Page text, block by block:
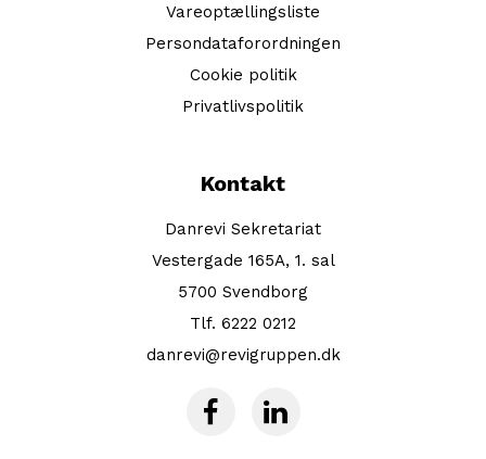
Vareoptællingsliste
Persondataforordningen
Cookie politik
Privatlivspolitik
Kontakt
Danrevi Sekretariat
Vestergade 165A, 1. sal
5700 Svendborg
Tlf. 6222 0212
danrevi@revigruppen.dk